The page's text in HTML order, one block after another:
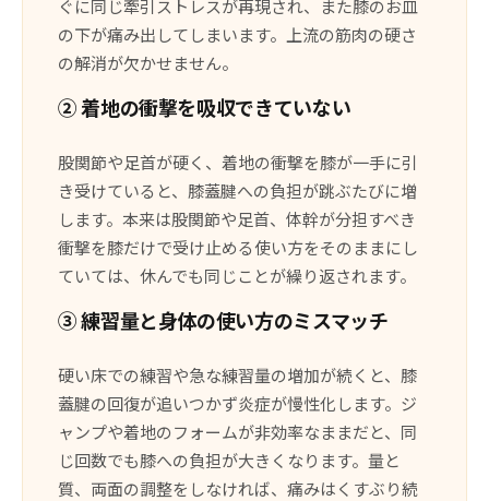
ぐに同じ牽引ストレスが再現され、また膝のお皿
の下が痛み出してしまいます。上流の筋肉の硬さ
の解消が欠かせません。
② 着地の衝撃を吸収できていない
股関節や足首が硬く、着地の衝撃を膝が一手に引
き受けていると、膝蓋腱への負担が跳ぶたびに増
します。本来は股関節や足首、体幹が分担すべき
衝撃を膝だけで受け止める使い方をそのままにし
ていては、休んでも同じことが繰り返されます。
③ 練習量と身体の使い方のミスマッチ
硬い床での練習や急な練習量の増加が続くと、膝
蓋腱の回復が追いつかず炎症が慢性化します。ジ
ャンプや着地のフォームが非効率なままだと、同
じ回数でも膝への負担が大きくなります。量と
質、両面の調整をしなければ、痛みはくすぶり続